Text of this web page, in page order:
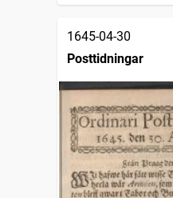
1645-04-30
Posttidningar